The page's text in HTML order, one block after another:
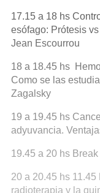
17.15 a 18 hs
esófago: Prótesis
Jean Escourrou
18 a 18.45 hs
Como se las
Zagalsky
19 a 19.45 hs
adyuvancia.
19.45 a 20 hs Break
20 a 20.45 hs
radioterapia y la